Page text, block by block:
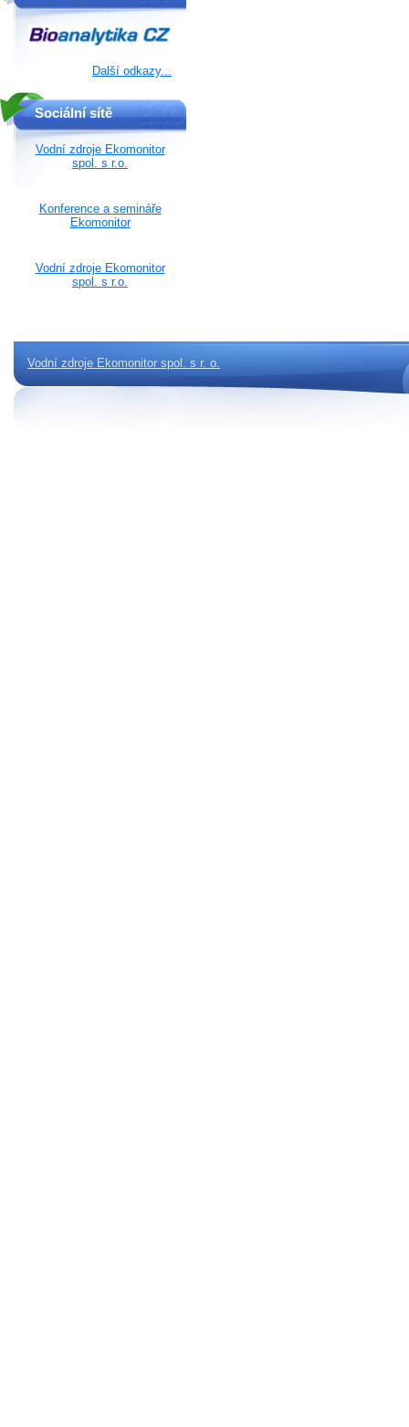
Další odkazy...
Sociální sítě
Vodní zdroje Ekomonitor
spol. s r.o.
Konference a semináře
Ekomonitor
Vodní zdroje Ekomonitor
spol. s r.o.
Vodní zdroje Ekomonitor spol. s r. o.